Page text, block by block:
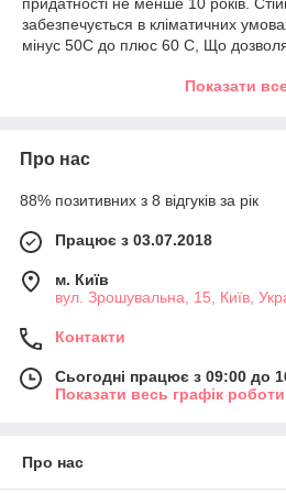
забезпечується в кліматичних
мінус 50С до плюс 60 С, Що
експлуатувати в північних широтах і
Показати
Про нас
88% позитивних з 8 відгуків за рік
Працює з 03.07.2018
м. Київ
вул. Зрошувальна, 15, Київ,
Контакти
Сьогодні працює з 09:00 до
Показати весь графік роботи
Про нас